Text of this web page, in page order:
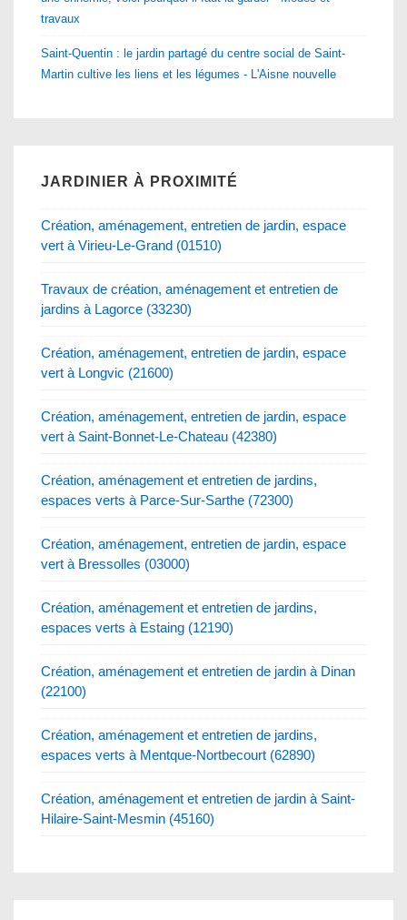
travaux
Saint-Quentin : le jardin partagé du centre social de Saint-
Martin cultive les liens et les légumes - L'Aisne nouvelle
JARDINIER À PROXIMITÉ
Création, aménagement, entretien de jardin, espace
vert à Virieu-Le-Grand (01510)
Travaux de création, aménagement et entretien de
jardins à Lagorce (33230)
Création, aménagement, entretien de jardin, espace
vert à Longvic (21600)
Création, aménagement, entretien de jardin, espace
vert à Saint-Bonnet-Le-Chateau (42380)
Création, aménagement et entretien de jardins,
espaces verts à Parce-Sur-Sarthe (72300)
Création, aménagement, entretien de jardin, espace
vert à Bressolles (03000)
Création, aménagement et entretien de jardins,
espaces verts à Estaing (12190)
Création, aménagement et entretien de jardin à Dinan
(22100)
Création, aménagement et entretien de jardins,
espaces verts à Mentque-Nortbecourt (62890)
Création, aménagement et entretien de jardin à Saint-
Hilaire-Saint-Mesmin (45160)